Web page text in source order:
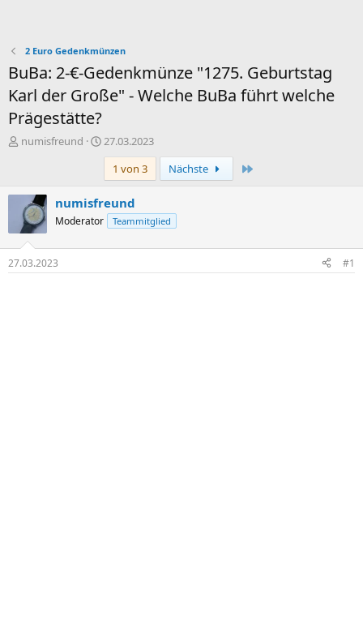
2 Euro Gedenkmünzen
BuBa: 2-€-Gedenkmünze "1275. Geburtstag
Karl der Große" - Welche BuBa führt welche
Prägestätte?
E
e
l
e
r
numisfreund
E
r
t
e
m
27.03.2023
1 von 3
Nächste
numisfreund
Moderator Teammitglied
27.03.2023 #1